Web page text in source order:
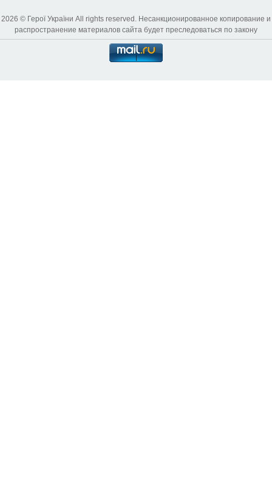
2026 © Герої України All rights reserved. Несанкционированное копирование и
распространение материалов сайта будет преследоваться по закону